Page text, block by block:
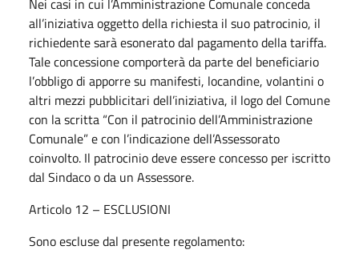
all’iniziativa oggetto della richiesta il suo patrocinio, il
richiedente sarà esonerato dal pagamento della tariffa.
Tale concessione comporterà da parte del beneficiario
l’obbligo di apporre su manifesti, locandine, volantini o
altri mezzi pubblicitari dell’iniziativa, il logo del Comune
con la scritta “Con il patrocinio dell’Amministrazione
Comunale” e con l’indicazione dell’Assessorato
coinvolto. Il patrocinio deve essere concesso per iscritto
dal Sindaco o da un Assessore.
Articolo 12 – ESCLUSIONI
Sono escluse dal presente regolamento: